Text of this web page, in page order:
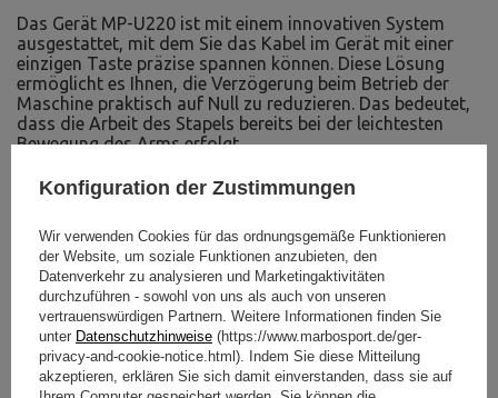
Das Gerät MP-U220 ist mit einem innovativen System
ausgestattet, mit dem Sie das Kabel im Gerät mit einer
einzigen Taste präzise spannen können. Diese Lösung
ermöglicht es Ihnen, die Verzögerung beim Betrieb der
Maschine praktisch auf Null zu reduzieren. Das bedeutet,
dass die Arbeit des Stapels bereits bei der leichtesten
Bewegung des Arms erfolgt.
Konfiguration der Zustimmungen
Wir verwenden Cookies für das ordnungsgemäße Funktionieren
der Website, um soziale Funktionen anzubieten, den
Datenverkehr zu analysieren und Marketingaktivitäten
durchzuführen - sowohl von uns als auch von unseren
vertrauenswürdigen Partnern. Weitere Informationen finden Sie
unter Datenschutzhinweise (https://www.marbosport.de/ger-
privacy-and-cookie-notice.html). Indem Sie diese Mitteilung
akzeptieren, erklären Sie sich damit einverstanden, dass sie auf